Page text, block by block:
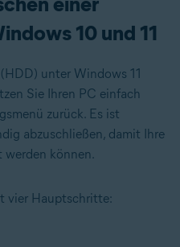
10 und 11
unter Windows 11
Sie Ihren PC einfach
zurück. Es ist
abzuschließen, damit Ihre
können.
vier Hauptschritte: